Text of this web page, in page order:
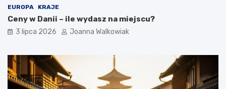
EUROPA KRAJE
Ceny w Danii – ile wydasz na miejscu?
3 lipca 2026 Joanna Walkowiak